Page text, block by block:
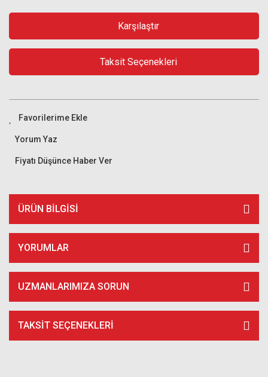
Karşılaştır
Taksit Seçenekleri
Yorum Yaz
Fiyatı Düşünce Haber Ver
ÜRÜN BILGISI
YORUMLAR
UZMANLARIMIZA SORUN
TAKSIT SEÇENEKLERI